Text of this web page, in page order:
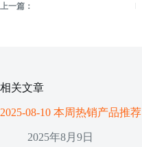
上一篇：
相关文章
2025-08-10 本周热销产品推荐
2025年8月9日